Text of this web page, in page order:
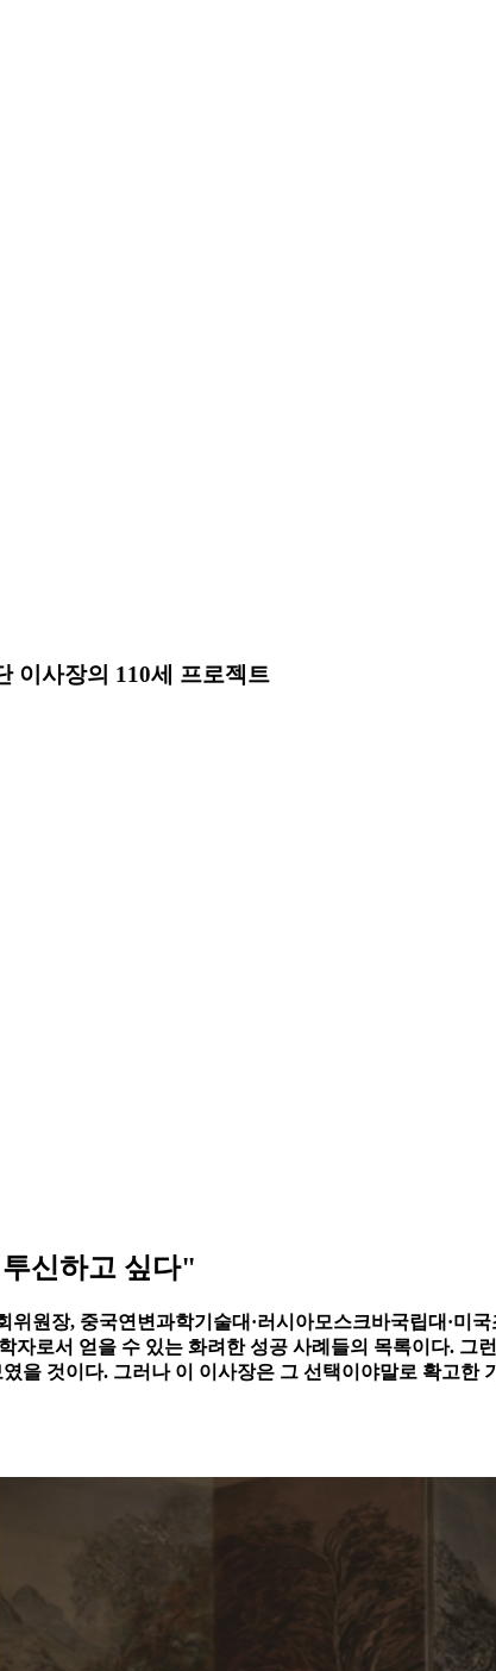
이사장의 110세 프로젝트
신하고 싶다"
원장, 중국연변과학기술대·러시아모스크바국립대·미
자로서 얻을 수 있는 화려한 성공 사례들의 목록이다.
을 것이다. 그러나 이 이사장은 그 선택이야말로 확고